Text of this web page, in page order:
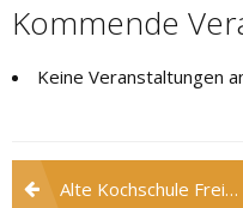
Kommende
Keine Veranstaltungen
Alte Kochschule Freiamt